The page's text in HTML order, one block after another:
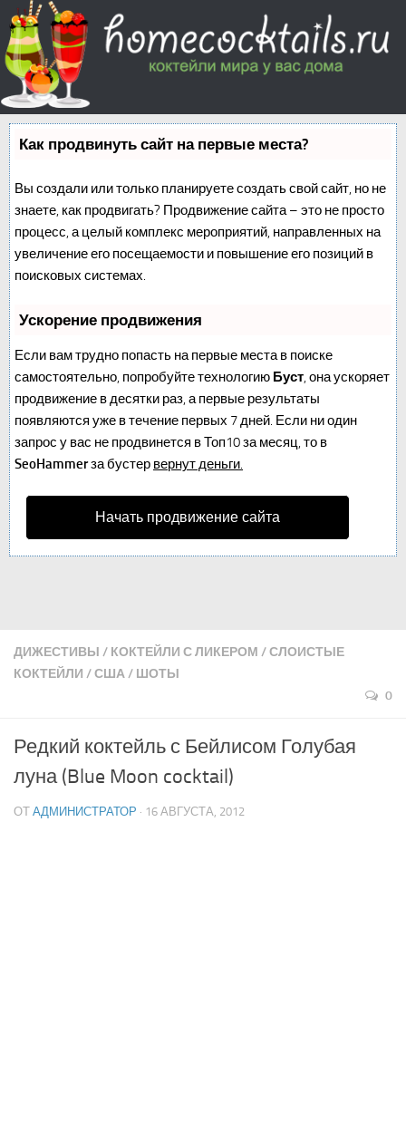
Как продвинуть сайт на первые места?
Вы создали или только планируете создать свой сайт, но не
знаете, как продвигать? Продвижение сайта – это не просто
процесс, а целый комплекс мероприятий, направленных на
увеличение его посещаемости и повышение его позиций в
поисковых системах.
Ускорение продвижения
Если вам трудно попасть на первые места в поиске
самостоятельно, попробуйте технологию Буст, она ускоряет
продвижение в десятки раз, а первые результаты
появляются уже в течение первых 7 дней. Если ни один
запрос у вас не продвинется в Топ10 за месяц, то в
SeoHammerза бустер вернут деньги.
Начать продвижение сайта
ДИЖЕСТИВЫ / КОКТЕЙЛИ С ЛИКЕРОМ /СЛОИСТЫЕ
КОКТЕЙЛИ /США/ ШОТЫ
0
Редкий коктейль с Бейлисом Голубая
луна (Blue Moon cocktail)
ОТ АДМИНИСТРАТОР · 16 АВГУСТА, 2012